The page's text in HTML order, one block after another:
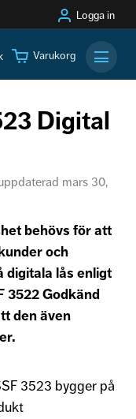
Logga in
Varukorg
Digital
mars 30,
behövs för att
och
digitala lås enligt
3522 Godkänd
den även
3523 bygger på